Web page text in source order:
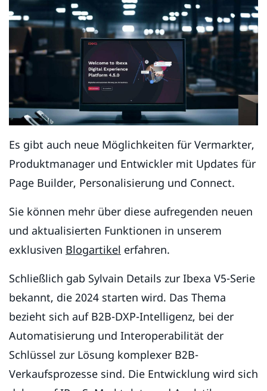
Es gibt auch neue Möglichkeiten für Vermarkter,
Produktmanager und Entwickler mit Updates für
Page Builder, Personalisierung und Connect.
Sie können mehr über diese aufregenden neuen
und aktualisierten Funktionen in unserem
exklusiven Blogartikel erfahren.
Schließlich gab Sylvain Details zur Ibexa V5-Serie
bekannt, die 2024 starten wird. Das Thema
bezieht sich auf B2B-DXP-Intelligenz, bei der
Automatisierung und Interoperabilität der
Schlüssel zur Lösung komplexer B2B-
Verkaufsprozesse sind. Die Entwicklung wird sich